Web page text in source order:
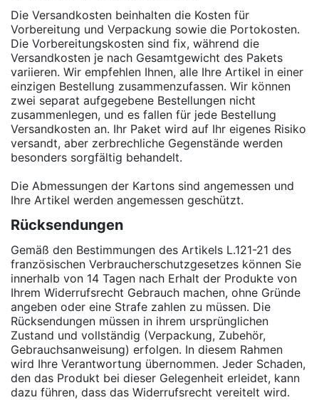
Die Versandkosten beinhalten die Kosten für
Vorbereitung und Verpackung sowie die Portokosten.
Die Vorbereitungskosten sind fix, während die
Versandkosten je nach Gesamtgewicht des Pakets
variieren. Wir empfehlen Ihnen, alle Ihre Artikel in einer
einzigen Bestellung zusammenzufassen. Wir können
zwei separat aufgegebene Bestellungen nicht
zusammenlegen, und es fallen für jede Bestellung
Versandkosten an. Ihr Paket wird auf Ihr eigenes Risiko
versandt, aber zerbrechliche Gegenstände werden
besonders sorgfältig behandelt.
Die Abmessungen der Kartons sind angemessen und
Ihre Artikel werden angemessen geschützt.
Rücksendungen
Gemäß den Bestimmungen des Artikels L.121-21 des
französischen Verbraucherschutzgesetzes können Sie
innerhalb von 14 Tagen nach Erhalt der Produkte von
Ihrem Widerrufsrecht Gebrauch machen, ohne Gründe
angeben oder eine Strafe zahlen zu müssen. Die
Rücksendungen müssen in ihrem ursprünglichen
Zustand und vollständig (Verpackung, Zubehör,
Gebrauchsanweisung) erfolgen. In diesem Rahmen
wird Ihre Verantwortung übernommen. Jeder Schaden,
den das Produkt bei dieser Gelegenheit erleidet, kann
dazu führen, dass das Widerrufsrecht vereitelt wird.